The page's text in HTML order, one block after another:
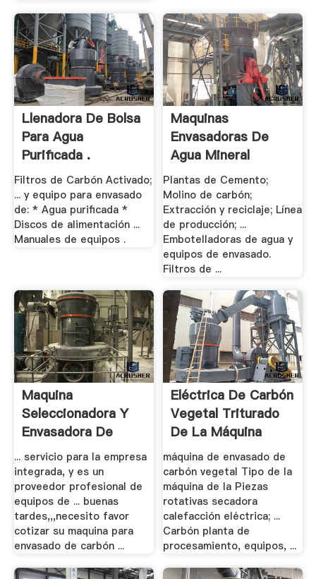
Llenadora De Bolsa
Para Agua
Purificada .
Filtros de Carbón Activado;
... y equipo para envasado
de: * Agua purificada *
Discos de alimentación ...
Manuales de equipos .
Maquinas
Envasadoras De
Agua Mineral
Plantas de Cemento;
Molino de carbón;
Extracción y reciclaje; Línea
de producción; ...
Embotelladoras de agua y
equipos de envasado.
Filtros de ...
Maquina
Seleccionadora Y
Envasadora De
Carbon .
... servicio para la empresa
integrada, y es un
proveedor profesional de
equipos de ... buenas
tardes,,,necesito favor
cotizar su maquina para
envasado de carbón ...
Eléctrica De Carbón
Vegetal Triturado
De La Máquina
máquina de envasado de
carbón vegetal Tipo de la
máquina de la Piezas
rotativas secadora
calefacción eléctrica; ...
Carbón planta de
procesamiento, equipos, ...